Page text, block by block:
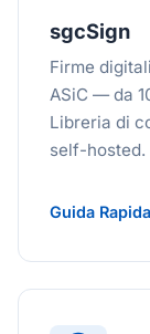
sgcSign
Firme
ASiC — da
Libreria di
self-hosted.
Guida